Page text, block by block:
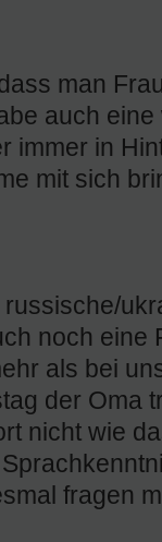
man
auch
immer in
mit sich
noch eine
als bei
der Oma
nicht wie
fragen